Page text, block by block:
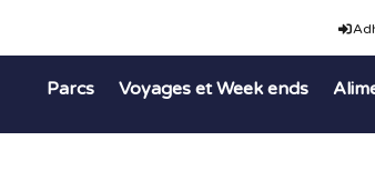
Parcs Voyages et Week ends